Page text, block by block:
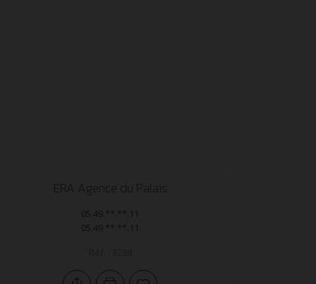
ERA Agence du Palais
05.49.**.**.11
05.49.**.**.11